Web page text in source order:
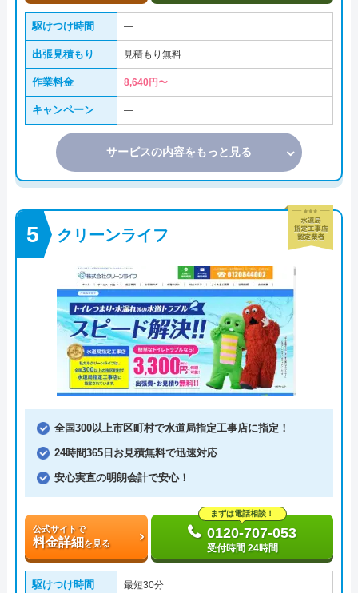
駆けつけ時間 ―
出張見積もり 見積もり無料
作業料金 8,640円〜
キャンペーン ―
サービスの内容をもっと見る
クリーンライフ
全国300以上市区町村で水道局指定工事店に指定！
24時間365日お見積無料で迅速対応
安心実直の明朗会計で安心！
公式サイトで
料金詳細を見る
まずは電話相談！
0120-707-053
受付時間 24時間
駆けつけ時間 最短30分